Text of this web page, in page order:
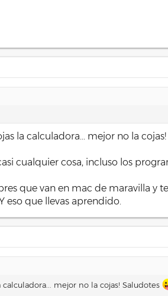
la calculadora... mejor no la
cualquier cosa, incluso los
que van en mac de maravilla y
eso que llevas aprendido.
mejor no la cojas! Saludotes